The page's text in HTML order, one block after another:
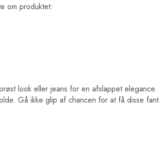
om produktet:
look eller jeans for en afslappet
Gå ikke glip af chancen for at få disse